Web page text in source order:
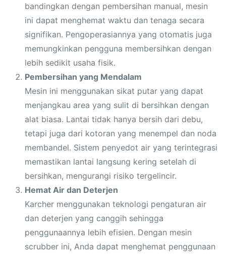
bandingkan dengan pembersihan manual, mesin
ini dapat menghemat waktu dan tenaga secara
signifikan. Pengoperasiannya yang otomatis juga
memungkinkan pengguna membersihkan dengan
lebih sedikit usaha fisik.
Pembersihan yang Mendalam
Mesin ini menggunakan sikat putar yang dapat
menjangkau area yang sulit di bersihkan dengan
alat biasa. Lantai tidak hanya bersih dari debu,
tetapi juga dari kotoran yang menempel dan noda
membandel. Sistem penyedot air yang terintegrasi
memastikan lantai langsung kering setelah di
bersihkan, mengurangi risiko tergelincir.
Hemat Air dan Deterjen
Karcher menggunakan teknologi pengaturan air
dan deterjen yang canggih sehingga
penggunaannya lebih efisien. Dengan mesin
scrubber ini, Anda dapat menghemat penggunaan